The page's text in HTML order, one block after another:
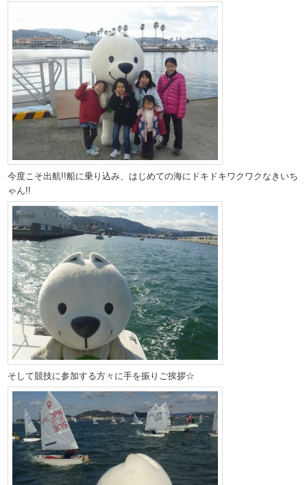
今度こそ出航!!船に乗り込み、はじめての海にドキドキワクワクなきいち
ゃん!!
そして競技に参加する方々に手を振りご挨拶☆